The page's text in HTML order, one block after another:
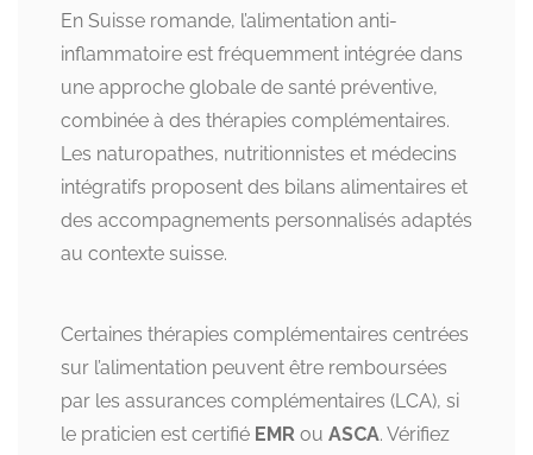
En Suisse romande, l’alimentation anti-
inflammatoire est fréquemment intégrée dans
une approche globale de santé préventive,
combinée à des thérapies complémentaires.
Les naturopathes, nutritionnistes et médecins
intégratifs proposent des bilans alimentaires et
des accompagnements personnalisés adaptés
au contexte suisse.
Certaines thérapies complémentaires centrées
sur l’alimentation peuvent être remboursées
par les assurances complémentaires (LCA), si
le praticien est certifié EMR ou ASCA. Vérifiez